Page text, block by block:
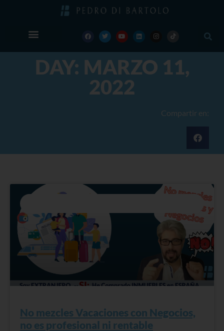
DAY: MARZO 11,
2022
Compartir en:
No mezcles Vacaciones con Negocios,
no es profesional ni rentable